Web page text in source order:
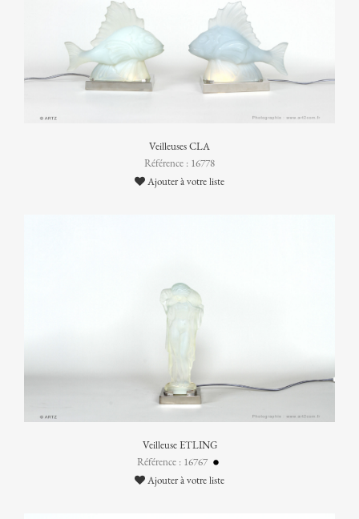
Veilleuses CLA
Référence : 16778
Ajouter à votre liste
Veilleuse ETLING
Référence : 16767
Ajouter à votre liste